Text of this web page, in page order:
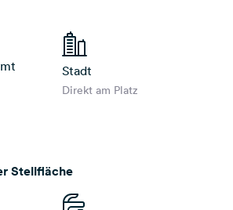
Stadt
Direkt am Platz
Stellfläche